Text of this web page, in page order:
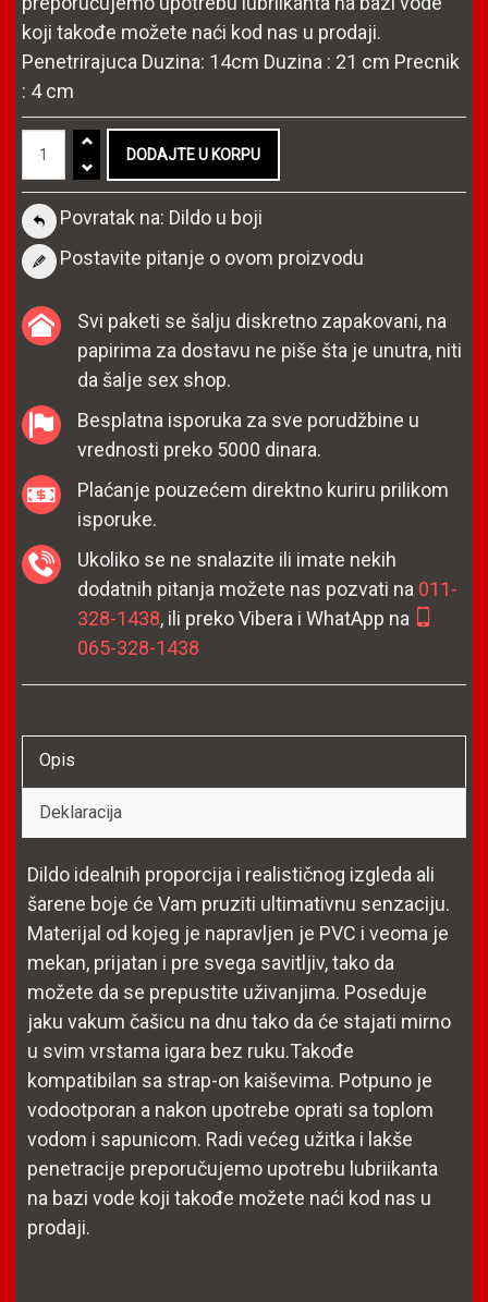
koji takođe možete naći kod nas u prodaji.
Penetrirajuca Duzina: 14cm Duzina : 21 cm Precnik
: 4 cm
Povratak na: Dildo u boji
Postavite pitanje o ovom proizvodu
Svi paketi se šalju diskretno zapakovani, na
papirima za dostavu ne piše šta je unutra, niti
da šalje sex shop.
Besplatna isporuka za sve porudžbine u
vrednosti preko 5000 dinara.
Plaćanje pouzećem direktno kuriru prilikom
isporuke.
Ukoliko se ne snalazite ili imate nekih
dodatnih pitanja možete nas pozvati na 011-
328-1438, ili preko Vibera i WhatApp na
065-328-1438
Opis
Deklaracija
Dildo idealnih proporcija i realističnog izgleda ali
šarene boje će Vam pruziti ultimativnu senzaciju.
Materijal od kojeg je napravljen je PVC i veoma je
mekan, prijatan i pre svega savitljiv, tako da
možete da se prepustite uživanjima. Poseduje
jaku vakum čašicu na dnu tako da će stajati mirno
u svim vrstama igara bez ruku.Takođe
kompatibilan sa strap-on kaiševima. Potpuno je
vodootporan a nakon upotrebe oprati sa toplom
vodom i sapunicom. Radi većeg užitka i lakše
penetracije preporučujemo upotrebu lubriikanta
na bazi vode koji takođe možete naći kod nas u
prodaji.